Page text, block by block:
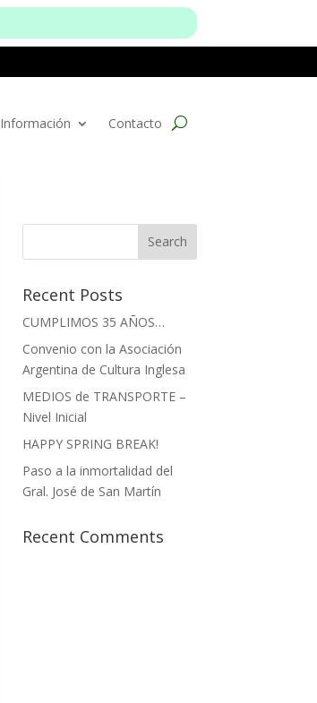
Información Contacto
Recent Posts
CUMPLIMOS 35 AÑOS…
Convenio con la Asociación
Argentina de Cultura Inglesa
MEDIOS de TRANSPORTE –
Nivel Inicial
HAPPY SPRING BREAK!
Paso a la inmortalidad del
Gral. José de San Martín
Recent Comments